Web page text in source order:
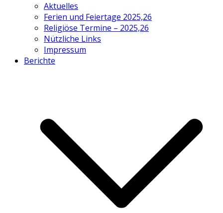
Aktuelles
Ferien und Feiertage 2025,26
Religiöse Termine – 2025,26
Nützliche Links
Impressum
Berichte